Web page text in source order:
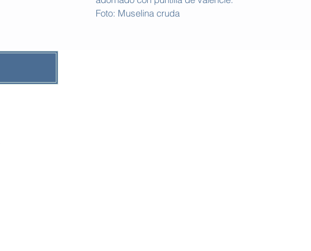
Foto: Muselina cruda